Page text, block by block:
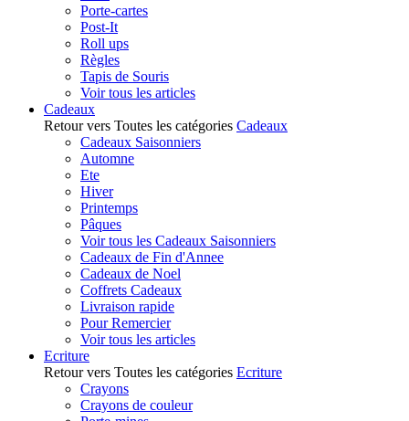
Porte-cartes
Post-It
Roll ups
Règles
Tapis de Souris
Voir tous les articles
Cadeaux
Retour vers Toutes les catégories Cadeaux
Cadeaux Saisonniers
Automne
Ete
Hiver
Printemps
Pâques
Voir tous les Cadeaux Saisonniers
Cadeaux de Fin d'Annee
Cadeaux de Noel
Coffrets Cadeaux
Livraison rapide
Pour Remercier
Voir tous les articles
Ecriture
Retour vers Toutes les catégories Ecriture
Crayons
Crayons de couleur